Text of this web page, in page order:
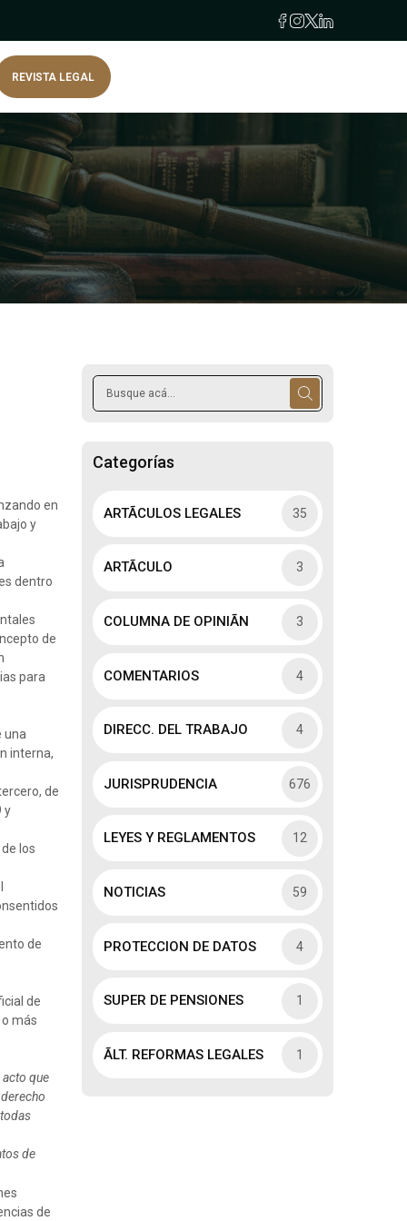
REVISTA LEGAL
en
y
dentro
de
para
una
interna,
de
y
los
de
de
más
que
de
de
Categorías
ARTÃCULOS LEGALES 35
ARTÃCULO 3
COLUMNA DE OPINIÃN 3
COMENTARIOS 4
DIRECC. DEL TRABAJO 4
JURISPRUDENCIA 676
LEYES Y REGLAMENTOS 12
NOTICIAS 59
PROTECCION DE DATOS 4
SUPER DE PENSIONES 1
ÃLT. REFORMAS LEGALES 1